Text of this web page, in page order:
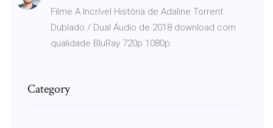
Filme A Incrível História de Adaline Torrent
Dublado / Dual Áudio de 2018 download com
qualidade BluRay 720p 1080p.
Category